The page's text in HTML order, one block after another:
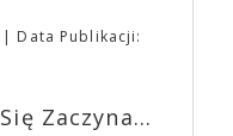
najbardziej
w pełni podzielić
świata, a przede
halą
Życzymy Wam
na nadchodzącą
Data Publikacji:
Zaczyna...